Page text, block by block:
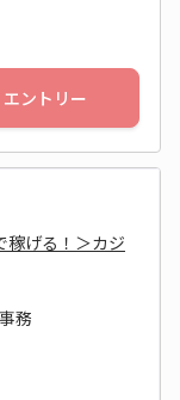
エントリー
げる！＞カジ
務